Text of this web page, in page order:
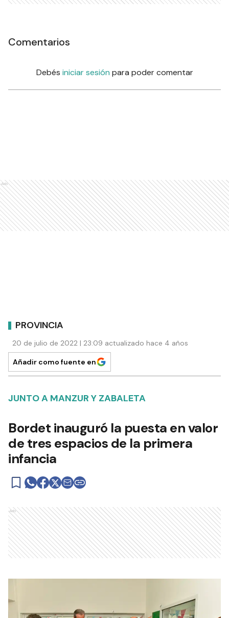
Comentarios
Debés iniciar sesión para poder comentar
Ads
PROVINCIA
20 de julio de 2022 | 23:09 actualizado hace 4 años
Añadir como fuente en
JUNTO A MANZUR Y ZABALETA
Bordet inauguró la puesta en valor
de tres espacios de la primera
infancia
Ads